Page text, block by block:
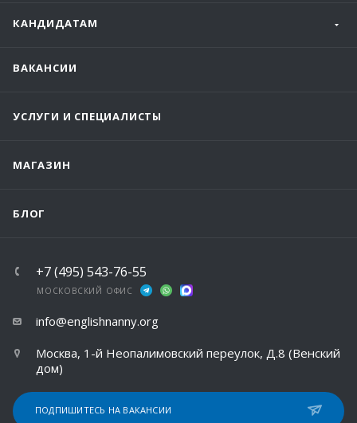
КАНДИДАТАМ
ВАКАНСИИ
УСЛУГИ И СПЕЦИАЛИСТЫ
МАГАЗИН
БЛОГ
+7 (495) 543-76-55
МОСКОВСКИЙ ОФИС
info@englishnanny.org
Москва, 1-й Неопалимовский переулок, Д.8 (Венский
дом)
ПОДПИШИТЕСЬ НА ВАКАНСИИ